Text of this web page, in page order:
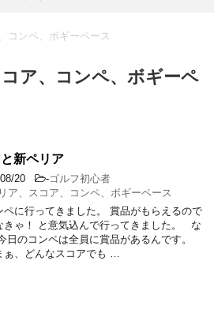
コンペ、ボギーペース
コア、コンペ、ボギーペ
新ペリア
20 -ゴルフ初心者
ア、スコア、コンペ、ボギーペース
ペに行ってきました。 賞品がもらえるので
きゃ！ と意気込んで行ってきました。 な
日のコンペは全員に賞品があるんです。
ぁ、どんなスコアでも …